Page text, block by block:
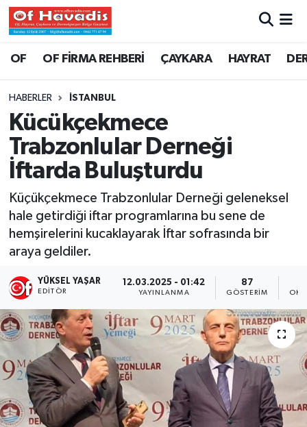
OF OF FİRMA REHBERİ ÇAYKARA HAYRAT
HABERLER İSTANBUL
Kücükçekmece
Trabzonlular Derneği
İftarda Buluşturdu
Küçükçekmece Trabzonlular Derneği geleneksel
hale getirdiği iftar programlarına bu sene de
hemşirelerini kucaklayarak İftar sofrasında bir
araya geldiler.
YÜKSEL YAŞAR
EDITÖR
12.03.2025 - 01:42
YAYINLANMA
87
GÖSTERIM
Trabzon Nöbetçi Eczaneler
Trabzon Namaz Vakitleri
Trabzon Trafik Yoğunluk Haritası
Süper Lig Puan Durumu ve Fikstür
Tüm Manşetler
Son Dakika Haberleri
Haber Arşivi